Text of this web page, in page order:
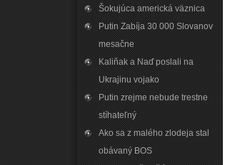
Šokujúca americká väznica
Putin Zabíja 30 000 Slovanov
mesačne
Kaliňak a Naď poslali na
Ukrajinu vojako
Putin zrejme nebude trestne
stíhateľný
Ako sa z malého zlodeja stal
obávaný BOS